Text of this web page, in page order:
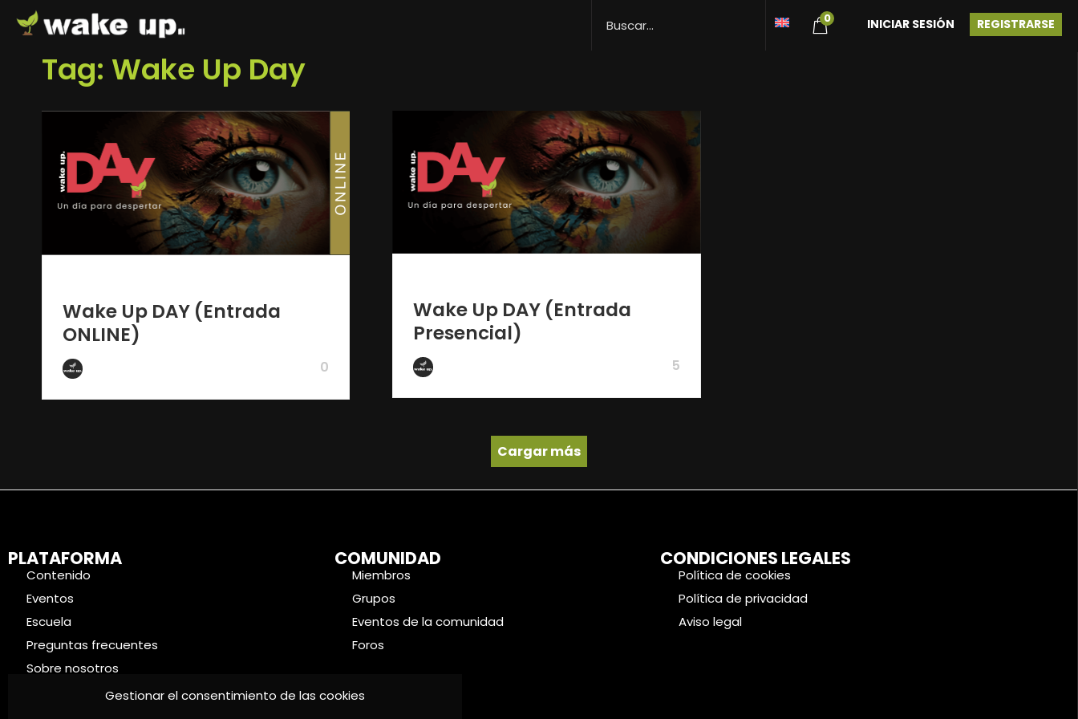
Gestionar el consentimiento de las cookies
0 REGISTRARSE
INICIAR SESIÓN
Tag: Wake Up Day
Wake Up DAY (Entrada
ONLINE)
0
Wake Up DAY (Entrada
Presencial)
5
Cargar más
PLATAFORMA
Contenido
Eventos
Escuela
Preguntas frecuentes
Sobre nosotros
COMUNIDAD
Miembros
Grupos
Eventos de la comunidad
Foros
CONDICIONES LEGALES
Política de cookies
Política de privacidad
Aviso legal